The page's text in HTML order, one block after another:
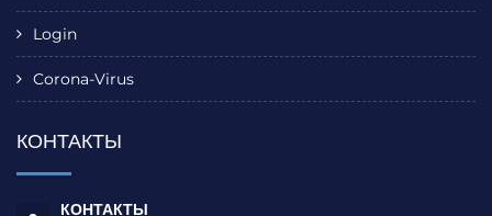
Login
Corona-Virus
КОНТАКТЫ
КОНТАКТЫ